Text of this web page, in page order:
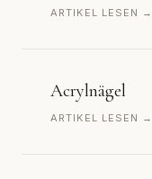
ARTIKEL LESEN →
Acrylnägel
ARTIKEL LESEN →